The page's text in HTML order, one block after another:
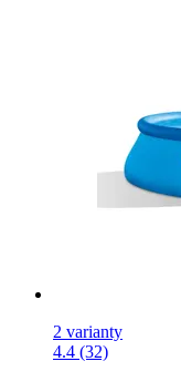
2 varianty
4.4 (32)